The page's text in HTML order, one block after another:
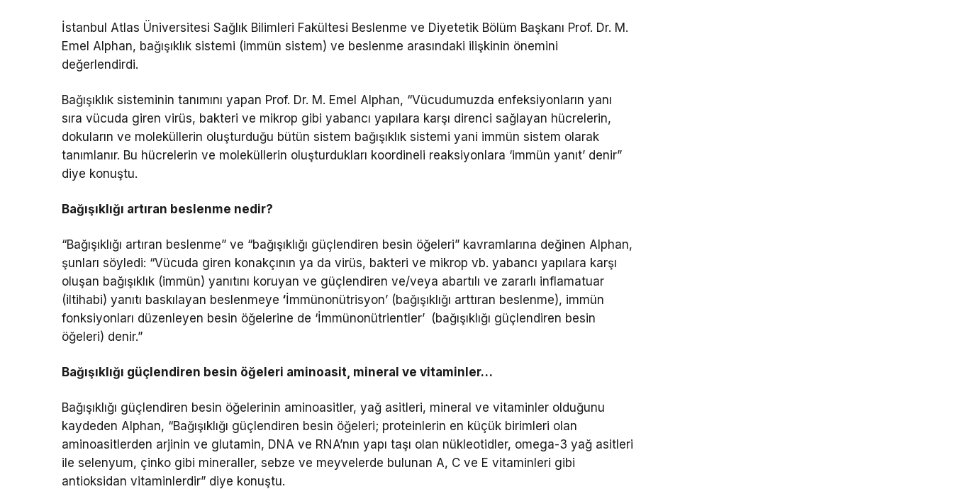
İstanbul Atlas Üniversitesi Sağlık Bilimleri Fakültesi Beslenme ve Diyetetik Bölüm Başkanı Prof. Dr. M.
Emel Alphan, bağışıklık sistemi (immün sistem) ve beslenme arasındaki ilişkinin önemini
değerlendirdi.
Bağışıklık sisteminin tanımını yapan Prof. Dr. M. Emel Alphan, “Vücudumuzda enfeksiyonların yanı
sıra vücuda giren virüs, bakteri ve mikrop gibi yabancı yapılara karşı direnci sağlayan hücrelerin,
dokuların ve moleküllerin oluşturduğu bütün sistem bağışıklık sistemi yani immün sistem olarak
tanımlanır. Bu hücrelerin ve moleküllerin oluşturdukları koordineli reaksiyonlara ‘immün yanıt’ denir”
diye konuştu.
Bağışıklığı artıran beslenme nedir?
“Bağışıklığı artıran beslenme” ve “bağışıklığı güçlendiren besin öğeleri” kavramlarına değinen Alphan,
şunları söyledi: “Vücuda giren konakçının ya da virüs, bakteri ve mikrop vb. yabancı yapılara karşı
oluşan bağışıklık (immün) yanıtını koruyan ve güçlendiren ve/veya abartılı ve zararlı inflamatuar
(iltihabi) yanıtı baskılayan beslenmeye ‘İmmünonütrisyon’ (bağışıklığı arttıran beslenme), immün
fonksiyonları düzenleyen besin öğelerine de ‘İmmünonütrientler’ (bağışıklığı güçlendiren besin
öğeleri) denir.”
Bağışıklığı güçlendiren besin öğeleri aminoasit, mineral ve vitaminler…
Bağışıklığı güçlendiren besin öğelerinin aminoasitler, yağ asitleri, mineral ve vitaminler olduğunu
kaydeden Alphan, “Bağışıklığı güçlendiren besin öğeleri; proteinlerin en küçük birimleri olan
aminoasitlerden arjinin ve glutamin, DNA ve RNA’nın yapı taşı olan nükleotidler, omega-3 yağ asitleri
ile selenyum, çinko gibi mineraller, sebze ve meyvelerde bulunan A, C ve E vitaminleri gibi
antioksidan vitaminlerdir” diye konuştu.